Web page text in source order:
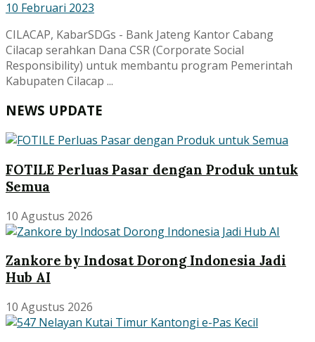
10 Februari 2023
CILACAP, KabarSDGs - Bank Jateng Kantor Cabang
Cilacap serahkan Dana CSR (Corporate Social
Responsibility) untuk membantu program Pemerintah
Kabupaten Cilacap ...
NEWS UPDATE
FOTILE Perluas Pasar dengan Produk untuk
Semua
10 Agustus 2026
Zankore by Indosat Dorong Indonesia Jadi
Hub AI
10 Agustus 2026